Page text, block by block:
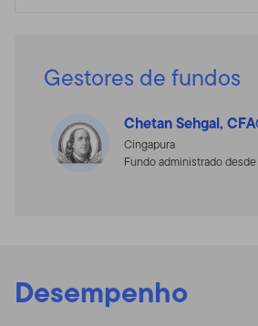
Gestores de fundos
Chetan Sehgal,
Cingapura
Fundo administrado desde
Desempenho